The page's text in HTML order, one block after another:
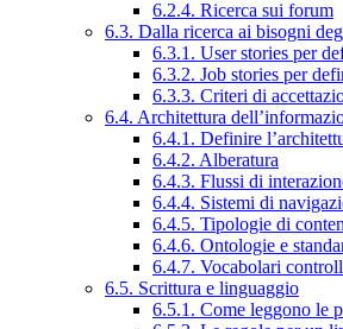
6.2.4. Ricerca sui forum
6.3. Dalla ricerca ai bisogni
6.3.1. User stories per
6.3.2. Job stories per
6.3.3. Criteri di
6.4. Architettura
6.4.1. Definire
6.4.2. Alberatura
6.4.3. Flussi di
6.4.4. Sistemi di
6.4.5. Tipologie di
6.4.6. Ontologie e
6.4.7. Vocabolari
6.5. Scrittura e linguaggio
6.5.1. Come leggono le